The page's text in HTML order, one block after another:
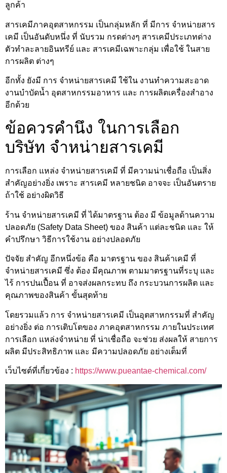
ลูกค้า
สารเคมีภาคอุตสาหกรรม เป็นกลุ่มหลัก ที่ มีการ จำหน่ายสาร
เคมี เป็นอันดับหนึ่ง ที่ นับรวม กรดต่างๆ สารเคมีประเภทด่าง
ตัวทำละลายอินทรีย์ และ สารเคมีเฉพาะกลุ่ม เพื่อใช้ ในสาย
การผลิต ต่างๆ
อีกทั้ง ยังมี การ จำหน่ายสารเคมี ใช้ใน งานทำความสะอาด
งานบำบัดน้ำ อุตสาหกรรมอาหาร และ การผลิตเครื่องสำอาง
อีกด้วย
ข้อควรคำนึง ในการเลือก
บริษัท จำหน่ายสารเคมี
การเลือก แหล่ง จำหน่ายสารเคมี ที่ มีความน่าเชื่อถือ เป็นสิ่ง
สำคัญอย่างยิ่ง เพราะ สารเคมี หลายชนิด อาจจะ เป็นอันตราย
ถ้าใช้ อย่างผิดวิธี
ร้าน จำหน่ายสารเคมี ที่ ได้มาตรฐาน ต้อง มี ข้อมูลด้านความ
ปลอดภัย (Safety Data Sheet) ของ สินค้า แต่ละชนิด และ ให้
คำปรึกษา วิธีการใช้งาน อย่างปลอดภัย
ปัจจัย สำคัญ อีกหนึ่งข้อ คือ มาตรฐาน ของ สินค้าเคมี ที่
จำหน่ายสารเคมี ซึ่ง ต้อง มีคุณภาพ ตามมาตรฐานที่ระบุ และ
ไร้ การปนเปื้อน ที่ อาจส่งผลกระทบ ถึง กระบวนการผลิต และ
คุณภาพของสินค้า ขั้นสุดท้าย
โดยรวมแล้ว การ จำหน่ายสารเคมี เป็นอุตสาหกรรมที่ สำคัญ
อย่างยิ่ง ต่อ การเติบโตของ ภาคอุตสาหกรรม ภายในประเทศ
การเลือก แหล่งจำหน่าย ที่ น่าเชื่อถือ จะช่วย ส่งผลให้ สายการ
ผลิต มีประสิทธิภาพ และ มีความปลอดภัย อย่างเต็มที่
เว็บไซต์ที่เกี่ยวข้อง : https://www.pueantae-chemical.com/